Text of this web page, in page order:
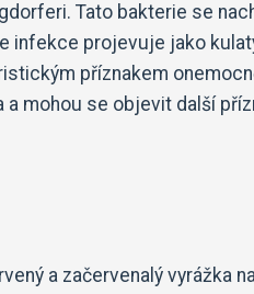
Tato bakterie se
infekce projevuje jako
příznakem
mohou se objevit další
a začervenalý vyrážka